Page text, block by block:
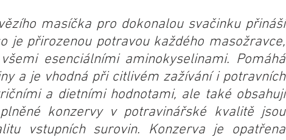
masíčka pro dokonalou svačinku přináší
je přirozenou potravou každého masožravce,
esenciálními aminokyselinami. Pomáhá
a je vhodná při citlivém zažívání i potravních
a dietními hodnotami, ale také obsahují
konzervy v potravinářské kvalitě jsou
vstupních surovin. Konzerva je opatřena